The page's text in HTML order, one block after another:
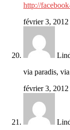
http://
février 3, 2012
via paradis,
février 3, 2012